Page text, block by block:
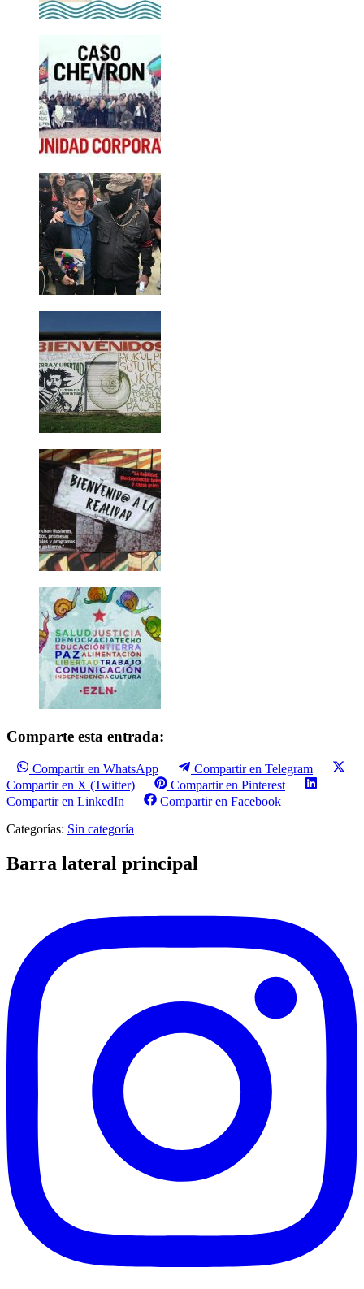
Comparte esta entrada:
Compartir en WhatsApp
Compartir en Telegram
Compartir en X (Twitter)
Compartir en Pinterest
Compartir en LinkedIn
Compartir en Facebook
Categorías: Sin categoría
Barra lateral principal